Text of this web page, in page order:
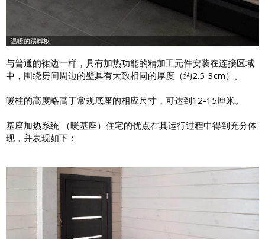
与普通的裙边一样，具有加热功能的精加工元件安装在连接区域
中，围绕房间周边的壁具有大致相同的厚度（约2.5-3cm）。
暖柱的高度略高于常规底座的相应尺寸，可达到12-15厘米。
基座加热系统 （暖基座）住宅的优点在其运行过程中得到充分体
现，并表现如下：